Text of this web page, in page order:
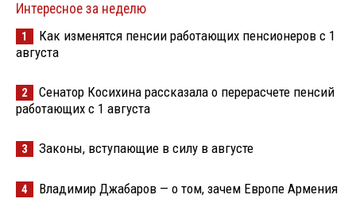
Интересное за неделю
1
Как изменятся пенсии работающих пенсионеров с 1
августа
2
Сенатор Косихина рассказала о перерасчете пенсий
работающих с 1 августа
3 Законы, вступающие в силу в августе
4 Владимир Джабаров — о том, зачем Европе Армения